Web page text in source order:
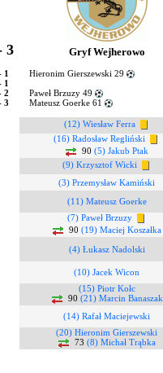
3 Gryf Wejherowo
1
Hieronim Gierszewski 29
1
2
Paweł Brzuzy 49
3
Mateusz Goerke 61
(12) Wiesław Ferra
(16) Radosław Regliński
90 (5) Jakub Ptak
(9) Krzysztof Wicki
(3) Przemysław Kamiński
(11) Mateusz Goerke
(7) Paweł Brzuzy
90 (19) Maciej Koszałka
(4) Łukasz Nadolski
(10) Jacek Wicon
(15) Piotr Kołc
90 (21) Marcin Banaszak
(14) Rafał Maciejewski
(20) Hieronim Gierszewski
73 (8) Michał Trąbka